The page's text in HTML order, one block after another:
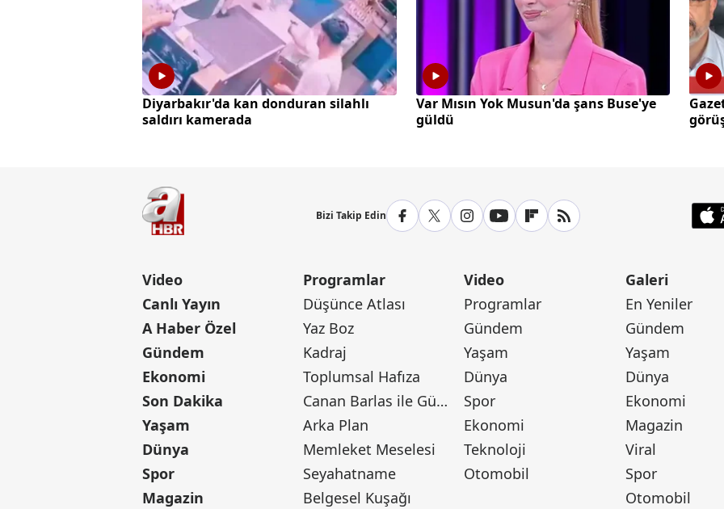
Diyarbakır'da kan donduran silahlı
saldırı kamerada
Var Mısın Yok Musun'da şans Buse'ye
güldü
Bizi Takip Edin
Video
Canlı Yayın
A Haber Özel
Gündem
Ekonomi
Son Dakika
Yaşam
Dünya
Spor
Magazin
Programlar
Düşünce Atlası
Yaz Boz
Kadraj
Toplumsal Hafıza
Canan Barlas ile Gündem
Arka Plan
Memleket Meselesi
Seyahatname
Belgesel Kuşağı
Video
Programlar
Gündem
Yaşam
Dünya
Spor
Ekonomi
Teknoloji
Otomobil
Galeri
En Yeniler
Gündem
Yaşam
Dünya
Ekonomi
Magazin
Viral
Spor
Otomobil